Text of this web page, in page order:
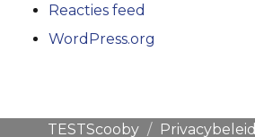
Reacties feed
WordPress.org
TESTScooby Privacybeleid